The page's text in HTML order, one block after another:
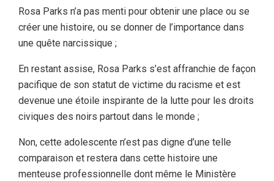
Rosa Parks n’a pas menti pour obtenir une place ou se
créer une histoire, ou se donner de l’importance dans
une quête narcissique ;
En restant assise, Rosa Parks s’est affranchie de façon
pacifique de son statut de victime du racisme et est
devenue une étoile inspirante de la lutte pour les droits
civiques des noirs partout dans le monde ;
Non, cette adolescente n’est pas digne d’une telle
comparaison et restera dans cette histoire une
menteuse professionnelle dont même le Ministère